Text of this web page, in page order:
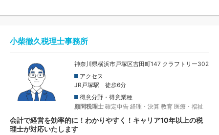
小柴徹久税理士事務所
神奈川県横浜市戸塚区吉田町147 クラフトリー302
アクセス
JR戸塚駅 徒歩6分
得意分野・得意業種
顧問税理士 確定申告 経理・決算 教育 医療・福祉
会計で経営を効率的に！わかりやすく！キャリア10年以上の税
理士が対応いたします